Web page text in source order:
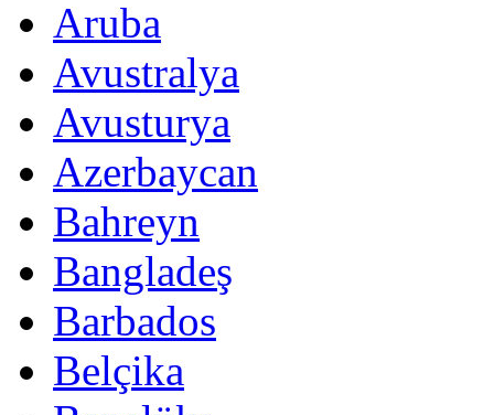
Aruba
Avustralya
Avusturya
Azerbaycan
Bahreyn
Bangladeş
Barbados
Belçika